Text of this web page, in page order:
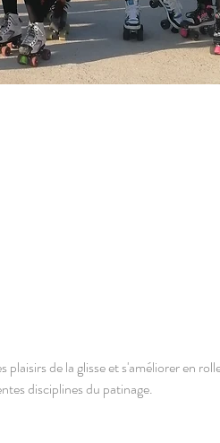
de la glisse et s'améliorer en
disciplines du patinage.